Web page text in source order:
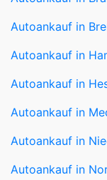
Autoankauf in
Autoankauf in
Autoankauf in
Autoankauf in
Autoankauf in